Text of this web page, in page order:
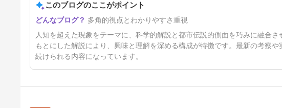
7日前このブログのここがポイント
多角的視点とわかりやすさ重視
人知を超えた現象をテーマに、科学的解説と都市伝説的側面を巧みに融合
もとにした解説により、興味と理解を深める構成が特徴です。最新の考察
続けられる内容になっています。